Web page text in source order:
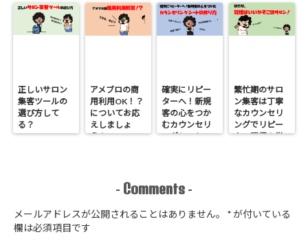
正しいサロン
集客ツールの
選び方して
る？
アメブロの商
用利用OK！？
についてお応
えしましょ
う！
確実にリピー
ターへ！新規
客の心をつか
むカウンセリ
ングシートの
繁忙期のサロ
ン集客は丁寧
なカウンセリ
ングでリピー
ター獲得！覚
- Comments -
メールアドレスが公開されることはありません。 *が付いている
欄は必須項目です